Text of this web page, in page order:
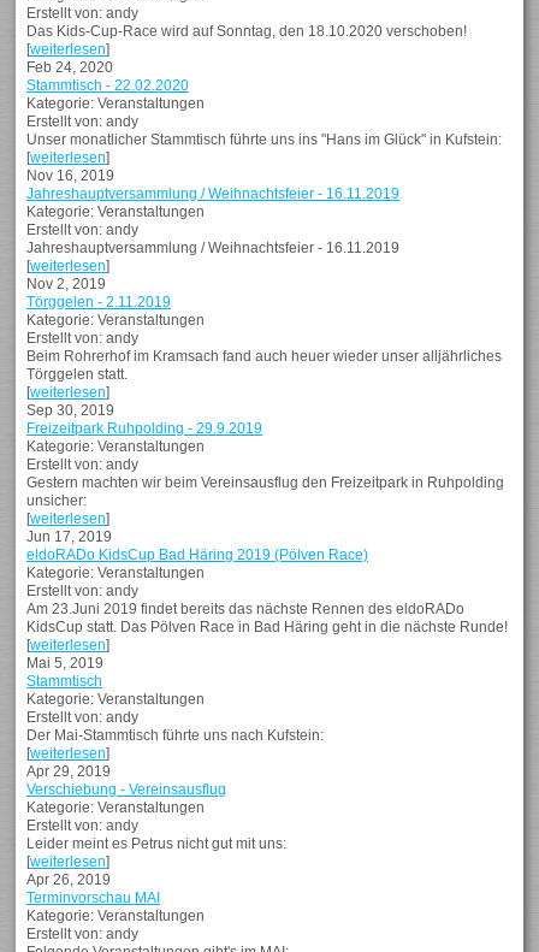
Erstellt von: andy
Das Kids-Cup-Race wird auf Sonntag, den 18.10.2020 verschoben!
[weiterlesen]
Feb 24, 2020
Stammtisch - 22.02.2020
Kategorie: Veranstaltungen
Erstellt von: andy
Unser monatlicher Stammtisch führte uns ins "Hans im Glück" in Kufstein:
[weiterlesen]
Nov 16, 2019
Jahreshauptversammlung / Weihnachtsfeier - 16.11.2019
Kategorie: Veranstaltungen
Erstellt von: andy
Jahreshauptversammlung / Weihnachtsfeier - 16.11.2019
[weiterlesen]
Nov 2, 2019
Törggelen - 2.11.2019
Kategorie: Veranstaltungen
Erstellt von: andy
Beim Rohrerhof im Kramsach fand auch heuer wieder unser alljährliches
Törggelen statt.
[weiterlesen]
Sep 30, 2019
Freizeitpark Ruhpolding - 29.9.2019
Kategorie: Veranstaltungen
Erstellt von: andy
Gestern machten wir beim Vereinsausflug den Freizeitpark in Ruhpolding
unsicher:
[weiterlesen]
Jun 17, 2019
eldoRADo KidsCup Bad Häring 2019 (Pölven Race)
Kategorie: Veranstaltungen
Erstellt von: andy
Am 23.Juni 2019 findet bereits das nächste Rennen des eldoRADo
KidsCup statt. Das Pölven Race in Bad Häring geht in die nächste Runde!
[weiterlesen]
Mai 5, 2019
Stammtisch
Kategorie: Veranstaltungen
Erstellt von: andy
Der Mai-Stammtisch führte uns nach Kufstein:
[weiterlesen]
Apr 29, 2019
Verschiebung - Vereinsausflug
Kategorie: Veranstaltungen
Erstellt von: andy
Leider meint es Petrus nicht gut mit uns:
[weiterlesen]
Apr 26, 2019
Terminvorschau MAI
Kategorie: Veranstaltungen
Erstellt von: andy